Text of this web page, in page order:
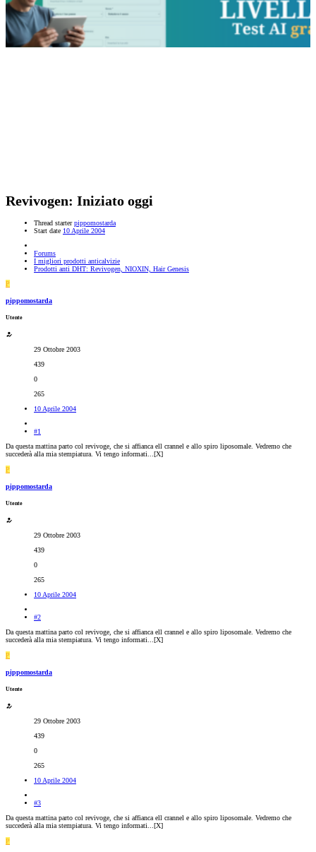
Revivogen: Iniziato oggi
Thread starter pippomostarda
Start date 10 Aprile 2004
Forums
I migliori prodotti anticalvizie
Prodotti anti DHT: Revivogen, NIOXIN, Hair Genesis
P
pippomostarda
Utente
29 Ottobre 2003
439
0
265
10 Aprile 2004
#1
Da questa mattina parto col revivoge, che si affianca ell crannel e allo spiro liposomale. Vedremo che
succederà alla mia stempiatura. Vi tengo informati...[X]
P
pippomostarda
Utente
29 Ottobre 2003
439
0
265
10 Aprile 2004
#2
Da questa mattina parto col revivoge, che si affianca ell crannel e allo spiro liposomale. Vedremo che
succederà alla mia stempiatura. Vi tengo informati...[X]
P
pippomostarda
Utente
29 Ottobre 2003
439
0
265
10 Aprile 2004
#3
Da questa mattina parto col revivoge, che si affianca ell crannel e allo spiro liposomale. Vedremo che
succederà alla mia stempiatura. Vi tengo informati...[X]
P